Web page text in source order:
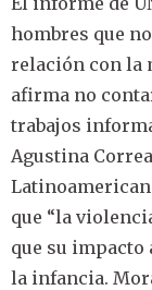
hombres que
relación con la
afirma no
trabajos
Agustina
que “la
que su impacto
la infancia.